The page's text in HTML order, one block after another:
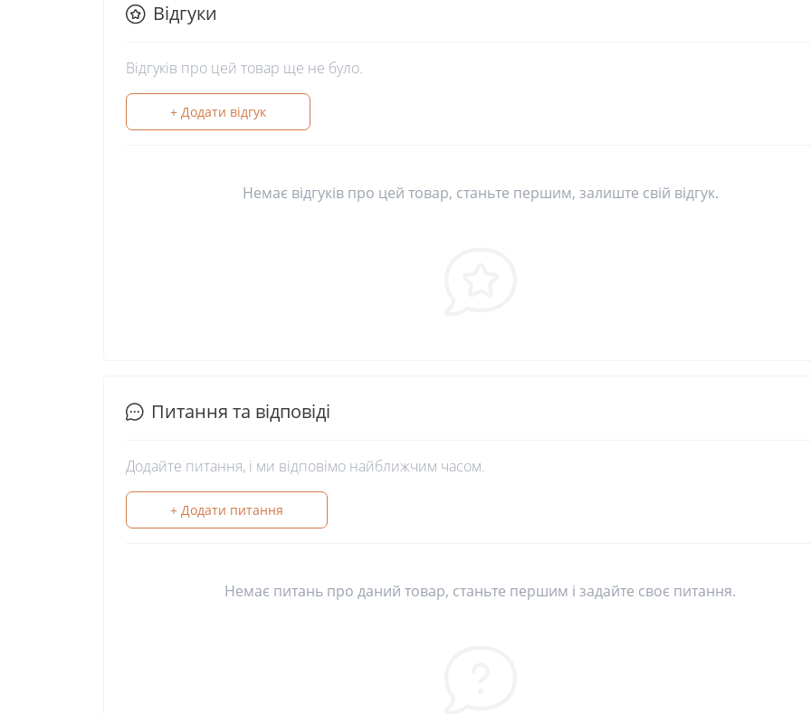
Відгуки
Відгуків про цей товар ще не було.
+ Додати відгук
Немає відгуків про цей товар, станьте першим, залиште свій відгук.
Питання та відповіді
Додайте питання, і ми відповімо найближчим часом.
+ Додати питання
Немає питань про даний товар, станьте першим і задайте своє питання.